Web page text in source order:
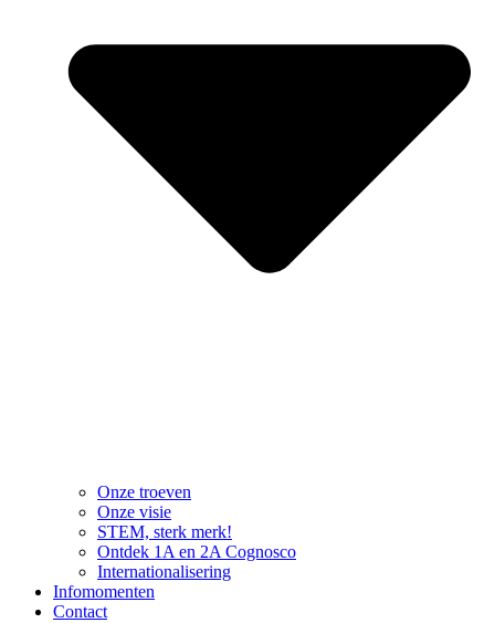
Onze troeven
Onze visie
STEM, sterk merk!
Ontdek 1A en 2A Cognosco
Internationalisering
Infomomenten
Contact